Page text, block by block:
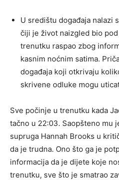
U središtu događaja nalazi
čiji je život naizgled bio
trenutku raspao zbog
kasnim noćnim satima.
događaja koji otkrivaju
skrivene odluke mogu
Sve počinje u trenutku kada
tačno u 22:03. Saopšteno mu
supruga Hannah Brooks u
da je trudna. Ono što ga je
informacija da je dijete koje
trenutku, sve što je smatrao